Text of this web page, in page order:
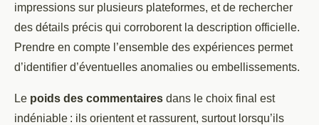
impressions sur plusieurs plateformes, et de rechercher
des détails précis qui corroborent la description officielle.
Prendre en compte l’ensemble des expériences permet
d’identifier d’éventuelles anomalies ou embellissements.
Le poids des commentaires dans le choix final est
indéniable : ils orientent et rassurent, surtout lorsqu’ils